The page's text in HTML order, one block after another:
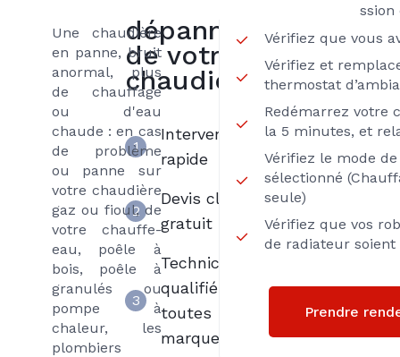
Une chaudière
en panne, bruit
anormal, plus
de chauffage
ou d'eau
chaude : en cas
de problème
ou panne sur
votre chaudière
gaz ou fioul, de
votre chauffe-
eau, poêle à
bois, poêle à
granulés ou
pompe à
chaleur, les
plombiers
Vérifiez la pression
Vérifiez que vous
Vérifiez et
thermostat
Redémarrez votre
la 5 minutes, et
Vérifiez le mode
sélectionné
seule)
Vérifiez que vos
de radiateur
Prendre
dépannage
de votre
chaudière
1
Intervention
rapide
2
Devis clair et
gratuit
3
Techniciens
qualifiés
toutes
marques